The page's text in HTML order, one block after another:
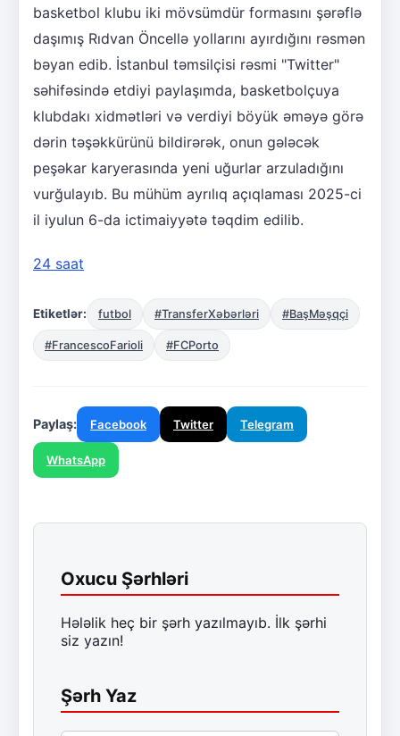
basketbol klubu iki mövsümdür formasını şərəflə
daşımış Rıdvan Öncellə yollarını ayırdığını rəsmən
bəyan edib. İstanbul təmsilçisi rəsmi "Twitter"
səhifəsində etdiyi paylaşımda, basketbolçuya
klubdakı xidmətləri və verdiyi böyük əməyə görə
dərin təşəkkürünü bildirərək, onun gələcək
peşəkar karyerasında yeni uğurlar arzuladığını
vurğulayıb. Bu mühüm ayrılıq açıqlaması 2025-ci
il iyulun 6-da ictimaiyyətə təqdim edilib.
24 saat
Etiketlər: futbol #TransferXəbərləri #BaşMəşqçi
#FrancescoFarioli #FCPorto
Paylaş: Facebook Twitter Telegram
WhatsApp
Oxucu Şərhləri
Hələlik heç bir şərh yazılmayıb. İlk şərhi
siz yazın!
Şərh Yaz